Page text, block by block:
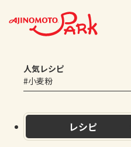
人気レシピ
#小麦粉
レシピ